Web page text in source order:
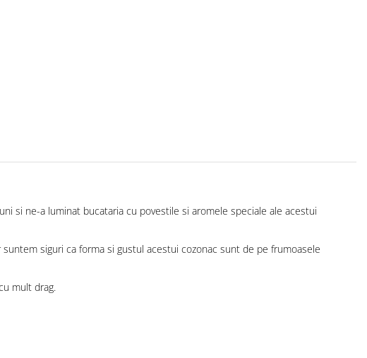
si ne-a luminat bucataria cu povestile si aromele speciale ale acestui
siguri ca forma si gustul acestui cozonac sunt de pe frumoasele
mult drag.